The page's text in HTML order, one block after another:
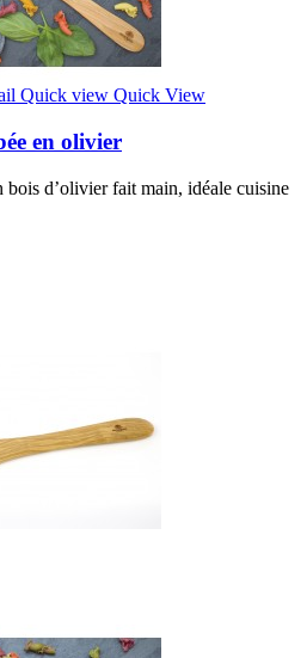
Quick view Quick View
en olivier
bois d’olivier fait main, idéale cuisine